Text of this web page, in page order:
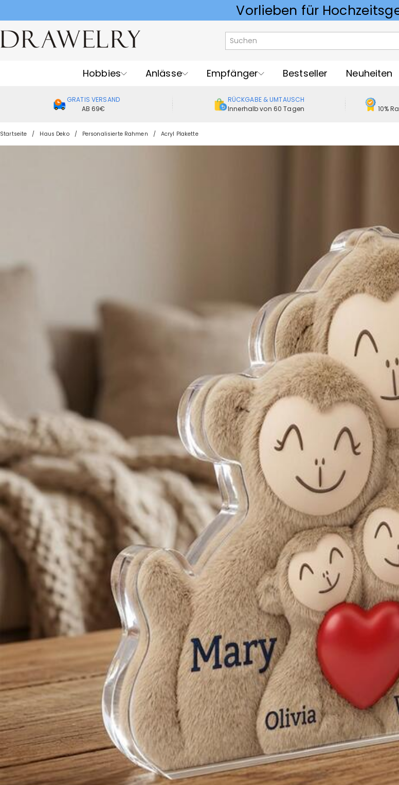
Personalisierte Geschenke
Vorlieben für
Hobbies Anlässe Empfänger Bestseller Neuheiten
GRATIS VERSAND
AB 69€
RÜCKGABE & UMTAUSCH
Innerhalb von 60 Tagen
10%
Startseite Haus Deko Personalisierte Rahmen Acryl Plakette